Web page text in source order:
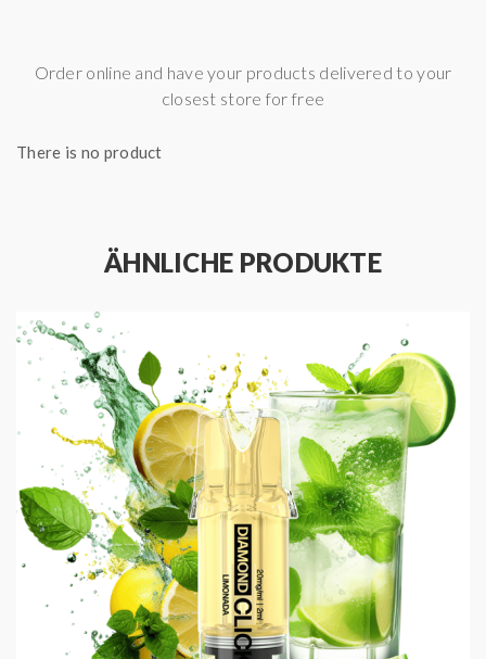
HIGHLIGHTS
Geschmack: Zitrone, Limette und Frische
Enthält Nikotinsalz
Vertikaler 1,2 Ohm Meshed Coil
Zugverhalten: MTL
Bis zu 600 Züge dampfen
Order online and have your products delivered to your
closest store for free
There is no product
ÄHNLICHE PRODUKTE